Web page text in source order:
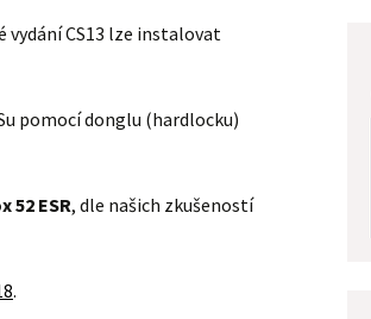
vydání CS13 lze instalovat
pomocí donglu (hardlocku)
52 ESR, dle našich zkušeností
.